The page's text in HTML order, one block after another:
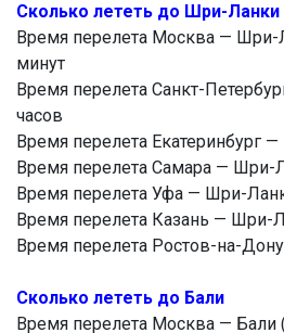
Сколько лететь до Шри-Ланки
Время перелета Москва — Шри-
минут
Время перелета Санкт-
часов
Время перелета Екатеринбург
Время перелета Самара — Шри-
Время перелета Уфа — Шри-
Время перелета Казань — Шри-
Время перелета Ростов-на-
Сколько лететь до Бали
Время перелета Москва — Бали